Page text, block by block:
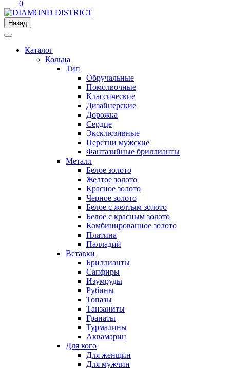
0
Назад
Каталог
Кольца
Тип
Обручальные
Помолвочные
Классические
Дизайнерские
Дорожка
Сердце
Эксклюзивные
Перстни мужские
Фантазийные бриллианты
Металл
Белое золото
Желтое золото
Красное золото
Черное золото
Белое с желтым золото
Белое с красным золото
Комбинированное золото
Платина
Палладий
Вставки
Бриллианты
Сапфиры
Изумруды
Рубины
Топазы
Танзаниты
Гранаты
Турмалины
Аквамарин
Для кого
Для женщин
Для мужчин